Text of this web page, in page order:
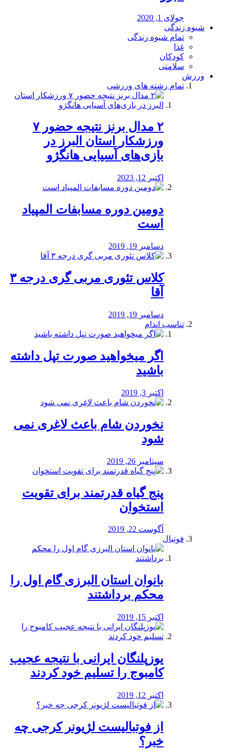
جولای 1, 2020
شیوه زندگی
تمام شیوه زندگی
غذا
کودکان
سلامتی
ورزش
تمام رشته های ورزشی
۲ مدال برنز نتیجه حضور ۷
ورزشکار استان البرز در
بازی‌های آسیایی هانگژو
اکتبر 12, 2023
دومین دوره مسابفات المپیاد
است
دسامبر 19, 2019
کلاس تئوری مربی گری درجه ۳
آقا
دسامبر 19, 2019
تناسب اندام
اگر میخواهید صورت تپل داشته
باشید
اکتبر 3, 2019
نخوردن شام باعث لاغری نمی
‌شود
سپتامبر 26, 2019
پنج گیاه قدرتمند برای تقویت
استخوان
آگوست 22, 2019
فوتبال
بانوان استان البرزی گام اول را
محكم برداشتند
اکتبر 15, 2019
یوزپلنگان ایرانی با نتیجه عجیب
کامبوج را تسلیم خود کردند
اکتبر 12, 2019
از فوتبالیست لژیونر کرجی چه
خبر؟